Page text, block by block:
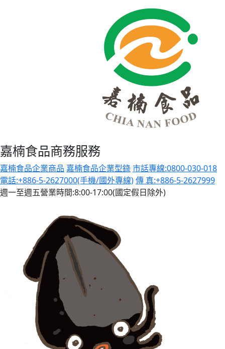
嘉楠食品商務服務
嘉楠食品企業商品 嘉楠食品企業型錄市話專線:0800-030-018
電話:+886-5-2627000(手機/國外專線)傳 真:+886-5-2627999
週一至週五營業時間:8:00-17:00(國定假日除外)